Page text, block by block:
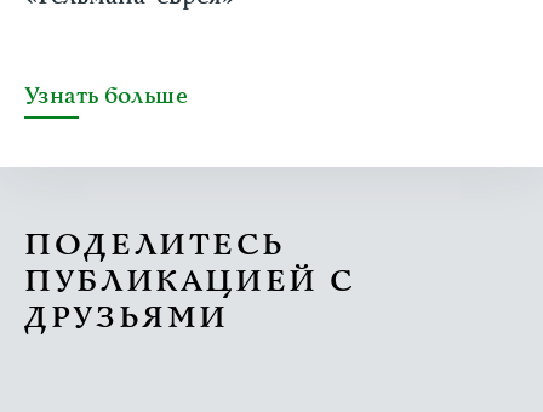
Узнать больше
ПОДЕЛИТЕСЬ
ПУБЛИКАЦИЕЙ С
ДРУЗЬЯМИ